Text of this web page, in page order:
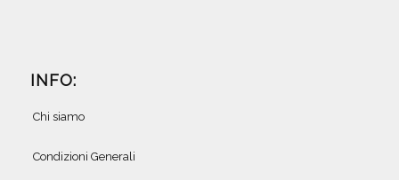
INFO:
Chi siamo
Condizioni Generali